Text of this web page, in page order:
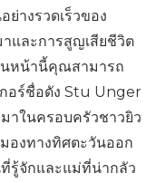
างรวดเร็วของ
และการสูญเสียชีวิต
นหน้านี้คุณสามารถ
กอร์ชื่อดัง Stu Unger
าในครอบครัวชาวยิว
องทางทิศตะวันออก
ที่รู้จักและแม่ที่น่ากลัว